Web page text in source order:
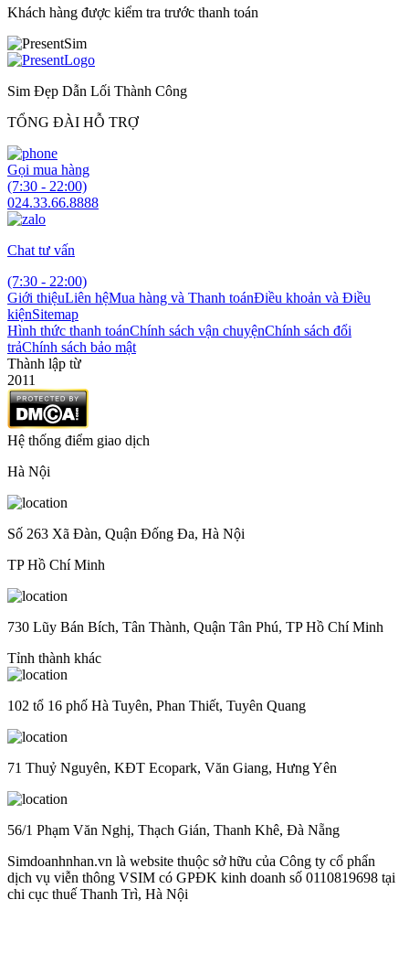
Khách hàng được kiểm tra trước thanh toán
Sim Đẹp Dẫn Lối Thành Công
TỔNG ĐÀI HỖ TRỢ
Gọi mua hàng
(7:30 - 22:00)
024.33.66.8888
Chat tư vấn
(7:30 - 22:00)
Giới thiệuLiên hệMua hàng và Thanh toánĐiều khoản và Điều
kiệnSitemap
Hình thức thanh toánChính sách vận chuyệnChính sách đổi
trảChính sách bảo mật
Thành lập từ
2011
Hệ thống điểm giao dịch
Hà Nội
Số 263 Xã Đàn, Quận Đống Đa, Hà Nội
TP Hồ Chí Minh
730 Lũy Bán Bích, Tân Thành, Quận Tân Phú, TP Hồ Chí Minh
Tỉnh thành khác
102 tổ 16 phố Hà Tuyên, Phan Thiết, Tuyên Quang
71 Thuỷ Nguyên, KĐT Ecopark, Văn Giang, Hưng Yên
56/1 Phạm Văn Nghị, Thạch Gián, Thanh Khê, Đà Nẵng
Simdoanhnhan.vn là website thuộc sở hữu của Công ty cổ phẩn
dịch vụ viễn thông VSIM có GPĐK kinh doanh số 0110819698 tại
chi cục thuế Thanh Trì, Hà Nội